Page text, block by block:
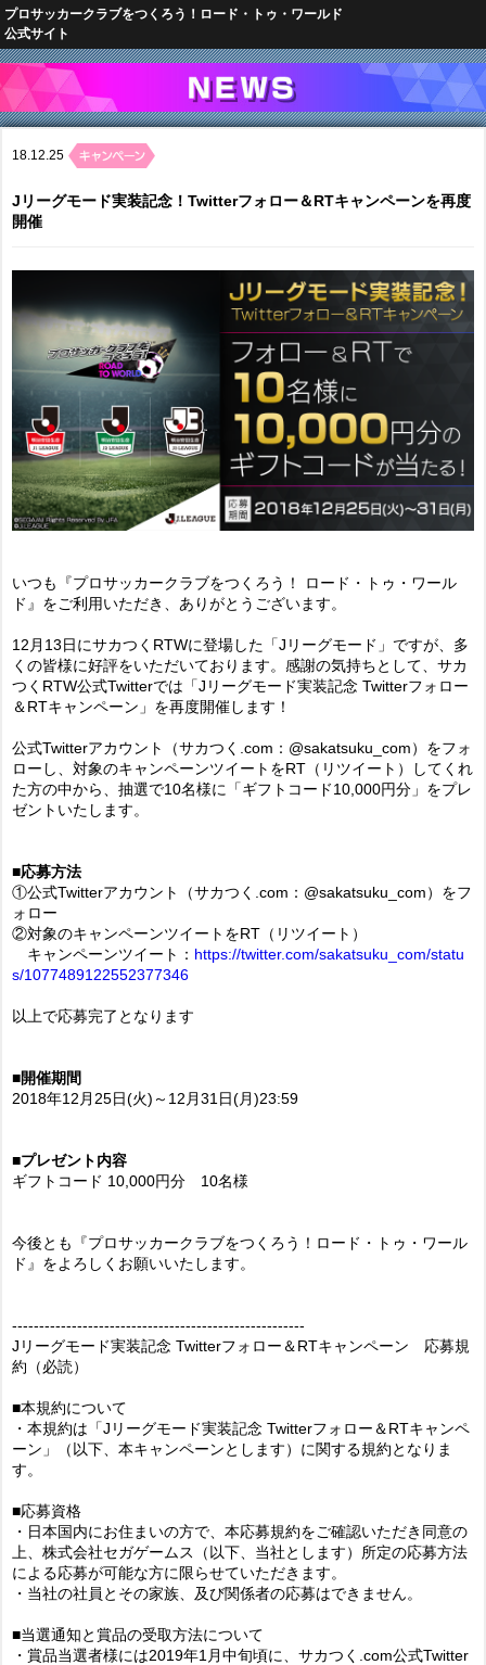
プロサッカークラブをつくろう！ロード・トゥ・ワールド
公式サイト
18.12.25
Jリーグモード実装記念！Twitterフォロー＆RTキャンペーンを再度
開催
いつも『プロサッカークラブをつくろう！ ロード・トゥ・ワール
ド』をご利用いただき、ありがとうございます。
12月13日にサカつくRTWに登場した「Jリーグモード」ですが、多
くの皆様に好評をいただいております。感謝の気持ちとして、サカ
つくRTW公式Twitterでは「Jリーグモード実装記念 Twitterフォロー
＆RTキャンペーン」を再度開催します！
公式Twitterアカウント（サカつく.com：@sakatsuku_com）をフォ
ローし、対象のキャンペーンツイートをRT（リツイート）してくれ
た方の中から、抽選で10名様に「ギフトコード10,000円分」をプレ
ゼントいたします。
■応募方法
①公式Twitterアカウント（サカつく.com：@sakatsuku_com）をフ
ォロー
②対象のキャンペーンツイートをRT（リツイート）
キャンペーンツイート： https://twitter.com/sakatsuku_com/statu
s/1077489122552377346
以上で応募完了となります
■開催期間
2018年12月25日(火)～12月31日(月)23:59
■プレゼント内容
ギフトコード 10,000円分 10名様
今後とも『プロサッカークラブをつくろう！ロード・トゥ・ワール
ド』をよろしくお願いいたします。
------------------------------------------------------
Jリーグモード実装記念 Twitterフォロー＆RTキャンペーン 応募規
約（必読）
■本規約について
・本規約は「Jリーグモード実装記念 Twitterフォロー＆RTキャンペ
ーン」（以下、本キャンペーンとします）に関する規約となりま
す。
■応募資格
・日本国内にお住まいの方で、本応募規約をご確認いただき同意の
上、株式会社セガゲームス（以下、当社とします）所定の応募方法
による応募が可能な方に限らせていただきます。
・当社の社員とその家族、及び関係者の応募はできません。
■当選通知と賞品の受取方法について
・賞品当選者様には2019年1月中旬頃に、サカつく.com公式Twitter